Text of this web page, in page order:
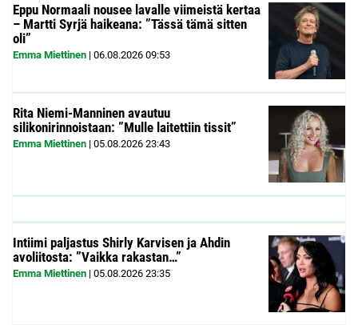
Eppu Normaali nousee lavalle viimeistä kertaa
– Martti Syrjä haikeana: ”Tässä tämä sitten
oli”
Emma Miettinen | 06.08.2026 09:53
Rita Niemi-Manninen avautuu
silikonirinnoistaan: ”Mulle laitettiin tissit”
Emma Miettinen | 05.08.2026 23:43
Intiimi paljastus Shirly Karvisen ja Ahdin
avoliitosta: ”Vaikka rakastan…”
Emma Miettinen | 05.08.2026 23:35